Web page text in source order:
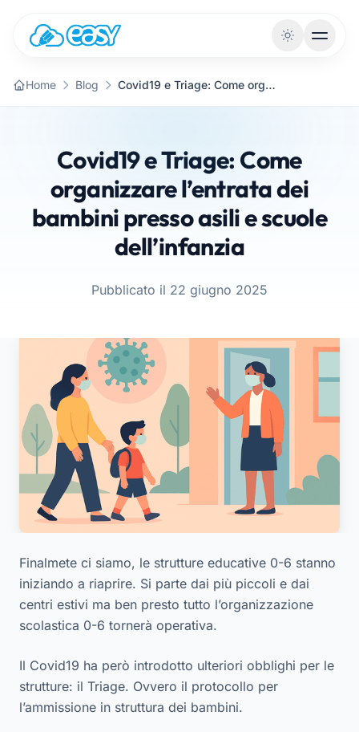
Home Blog Covid19 e Triage: Come organizzare l’entrata dei bambini presso asili e scuole dell’infanzia
Covid19 e Triage: Come
organizzare l’entrata dei
bambini presso asili e scuole
dell’infanzia
Pubblicato il 22 giugno 2025
Finalmete ci siamo, le strutture educative 0-6 stanno
iniziando a riaprire. Si parte dai più piccoli e dai
centri estivi ma ben presto tutto l’organizzazione
scolastica 0-6 tornerà operativa.
Il Covid19 ha però introdotto ulteriori obblighi per le
strutture: il Triage. Ovvero il protocollo per
l’ammissione in struttura dei bambini.